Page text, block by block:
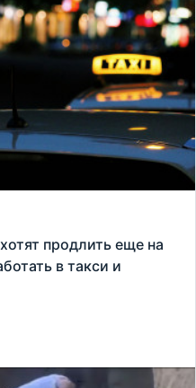
продлить еще на
в такси и